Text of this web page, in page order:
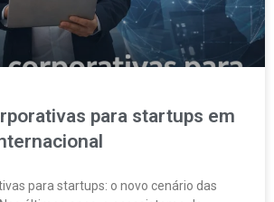
para startups em
para startups: o novo cenário das